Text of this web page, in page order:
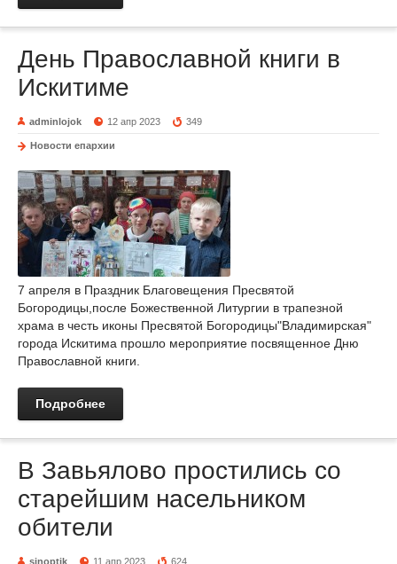
День Православной книги в
Искитиме
adminlojok 12 апр 2023 349
Новости епархии
7 апреля в Праздник Благовещения Пресвятой
Богородицы,после Божественной Литургии в трапезной
храма в честь иконы Пресвятой Богородицы"Владимирская"
города Искитима прошло мероприятие посвященное Дню
Православной книги.
Подробнее
В Завьялово простились со
старейшим насельником
обители
sinoptik 11 апр 2023 624